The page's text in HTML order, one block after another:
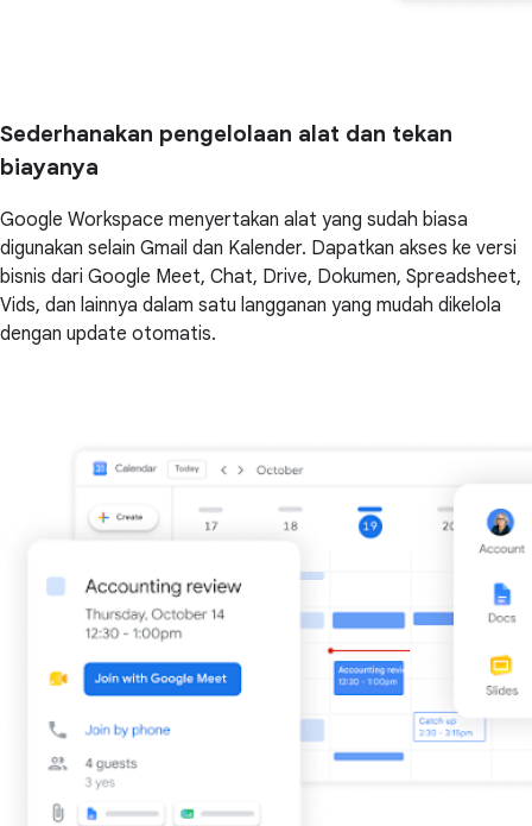
Sederhanakan pengelolaan alat dan tekan
biayanya
Google Workspace menyertakan alat yang sudah biasa
digunakan selain Gmail dan Kalender. Dapatkan akses ke versi
bisnis dari Google Meet, Chat, Drive, Dokumen, Spreadsheet,
Vids, dan lainnya dalam satu langganan yang mudah dikelola
dengan update otomatis.